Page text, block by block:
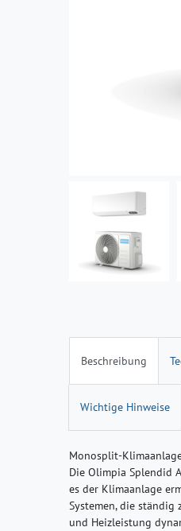
Beschreibung
Wichtige Hinweise
Monosplit-
Die Olimpia Splendid
es der Klimaanlage
Systemen, die
und Heizleistung